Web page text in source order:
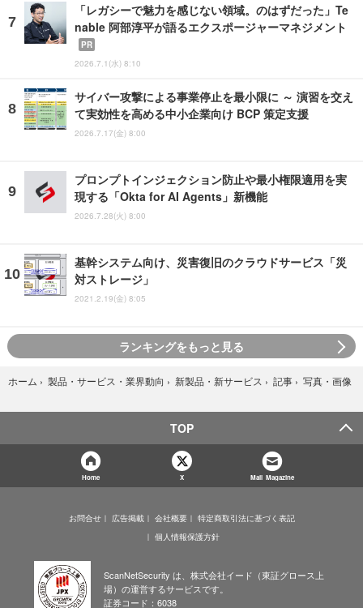
「レガシーで魅力を感じない領域。のはずだった」Te
nable 阿部淳平が語るエクスポージャーマネジメント
PR
2026.7.1(水) 8:10
サイバー攻撃による事業停止を最小限に ～ 演習を交え
て実効性を高める中小企業向け BCP 策定支援
2026.7.17(金) 8:00
プロンプトインジェクション防止や最小権限適用を実
現する「Okta for AI Agents」新機能
2026.7.28(火) 8:00
基幹システム向け、災害復旧のクラウドサービス「災
対ストレージ」
2021.2.19(金) 8:05
ランキングをもっと見る
ホーム › 製品・サービス・業界動向 › 新製品・新サービス › 記事 › 写真・画像
TOP
Home X Mail Magazine
お問合せ 広告掲載 会社概要
特定商取引法に基づく表記
個人情報保護方針
ScanNetSecurity は、株式会社イード（東証グロース上
場）の運営するサービスです。
証券コード：6038